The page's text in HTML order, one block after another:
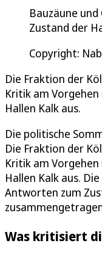
Bauzäune
Zustand der
Copyright:
Die Fraktion der
Kritik am
Hallen Kalk aus.
Die politische
Die Fraktion der
Kritik am
Hallen Kalk aus.
Antworten zum
Was kritisiert